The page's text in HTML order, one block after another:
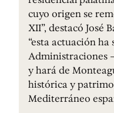
cuyo origen se
XII”, destacó José
“esta actuación
Administraciones
y hará de
histórica y
Mediterráneo